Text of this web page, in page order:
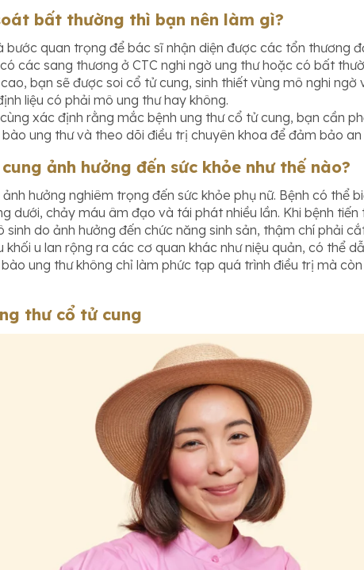
bất thường thì bạn nên làm gì?
bước quan trọng để bác sĩ nhận diện được các tổn thương
các sang thương ở CTC nghi ngờ ung thư hoặc có bất
bạn sẽ được soi cổ tử cung, sinh thiết vùng mô nghi ngờ
liệu có phải mô ung thư hay không.
xác định rằng mắc bệnh ung thư cổ tử cung, bạn cần
ung thư và theo dõi điều trị chuyên khoa để đảm bảo an
ảnh hưởng đến sức khỏe như thế nào?
hưởng nghiêm trọng đến sức khỏe phụ nữ. Bệnh có thể
dưới, chảy máu âm đạo và tái phát nhiều lần. Khi bệnh tiến
do ảnh hưởng đến chức năng sinh sản, thậm chí phải
khối u lan rộng ra các cơ quan khác như niệu quản, có thể
ung thư không chỉ làm phức tạp quá trình điều trị mà
thư cổ tử cung